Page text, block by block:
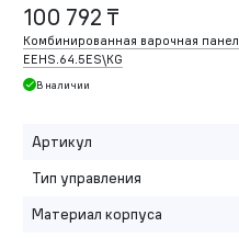
100 792 ₸
Комбинированная варочная
EEHS.64.5ES\KG
В наличии
Артикул
Тип управления
Материал корпуса